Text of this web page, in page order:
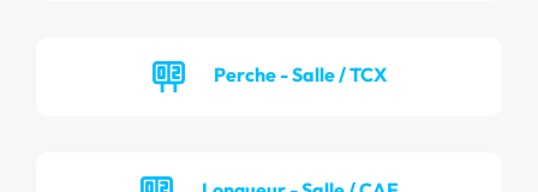
Perche - Salle / TCX